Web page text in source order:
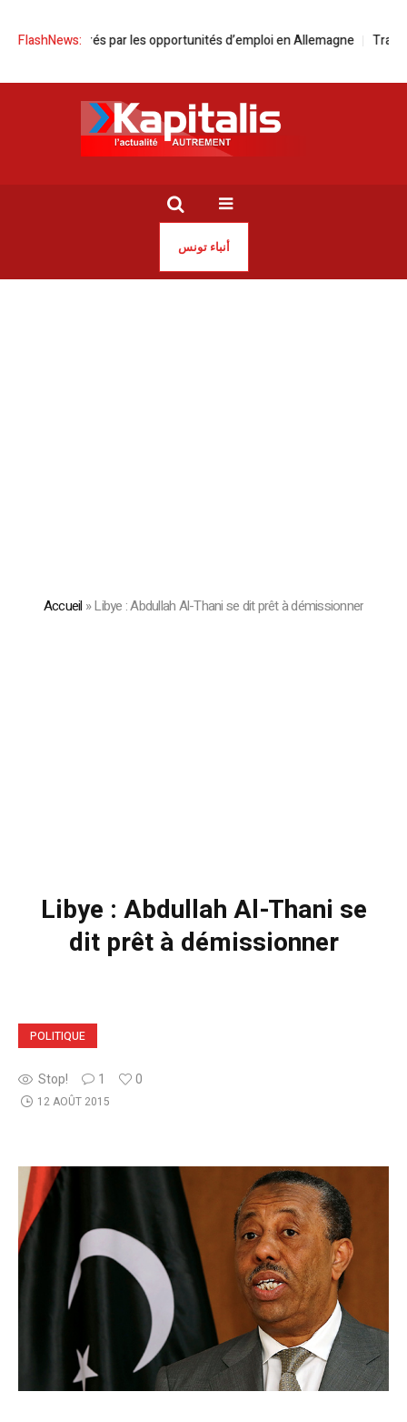
FlashNews:
attirés par les opportunités d’emploi en Allemagne
أنباء تونس
Accueil »Libye : Abdullah Al-Thani se dit prêt à démissionner
Libye : Abdullah Al-Thani se
dit prêt à démissionner
POLITIQUE
Stop! 1 0
12 AOÛT 2015